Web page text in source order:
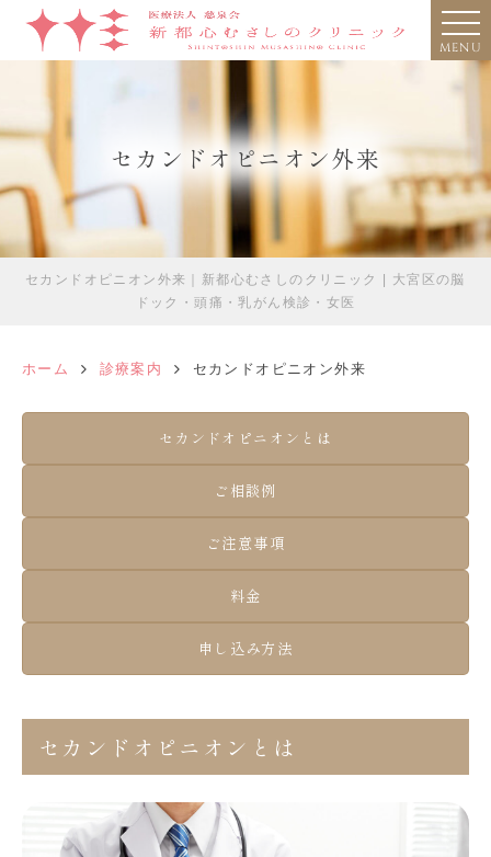
MENU
セカンドオピニオン外来
セカンドオピニオン外来｜新都心むさしのクリニック | 大宮区の脳
ドック・頭痛・乳がん検診・女医
ホーム 診療案内 セカンドオピニオン外来
セカンドオピニオンとは
ご相談例
ご注意事項
料金
申し込み方法
セカンドオピニオンとは